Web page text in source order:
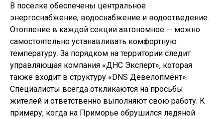
В поселке обеспечены центральное
энергоснабжение, водоснабжение и водоотведение.
Отопление в каждой секции автономное — можно
самостоятельно устанавливать комфортную
температуру. За порядком на территории следит
управляющая компания «ДНС Эксперт», которая
также входит в структуру «DNS Девелопмент».
Специалисты всегда откликаются на просьбы
жителей и ответственно выполняют свою работу. К
примеру, когда на Приморье обрушился ледяной